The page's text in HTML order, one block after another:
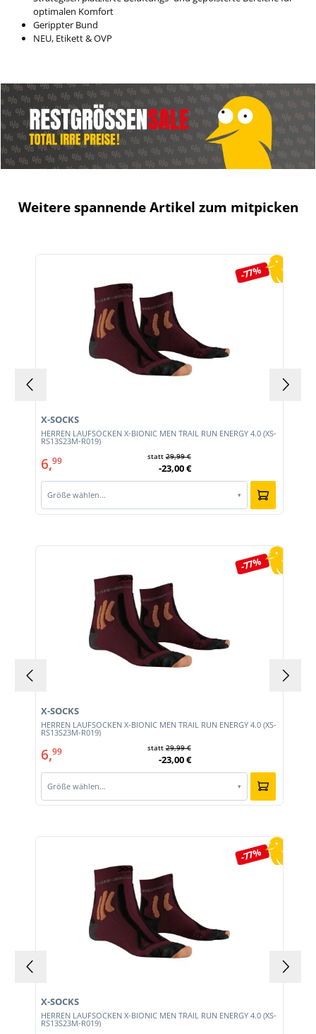
optimalen Komfort
Gerippter Bund
NEU, Etikett & OVP
Weitere spannende Artikel zum mitpicken
-77%
HERREN LAUFSOCKEN X-BIONIC MEN TRAIL RUN ENERGY 4.0 (XS-
RS13S23M-R019)
X-SOCKS
6,99 statt29,99 €
-23,00 €
Größe wählen… ▾
-77%
HERREN LAUFSOCKEN X-BIONIC MEN TRAIL RUN ENERGY 4.0 (XS-
RS13S23M-R019)
X-SOCKS
6,99 statt29,99 €
-23,00 €
Größe wählen… ▾
-77%
HERREN LAUFSOCKEN X-BIONIC MEN TRAIL RUN ENERGY 4.0 (XS-
RS13S23M-R019)
X-SOCKS